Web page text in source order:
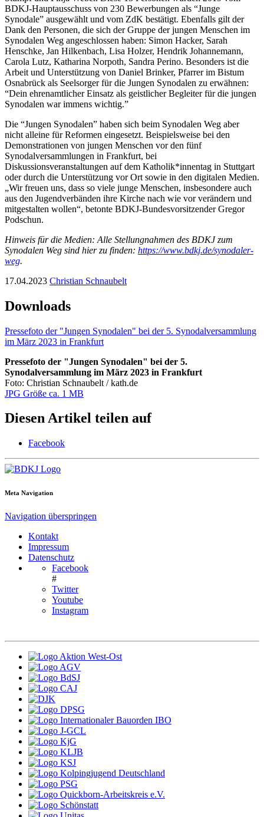
BDKJ-Hauptausschuss von 230 Bewerbungen als “Junge
Synodale” ausgewählt und vom ZdK bestätigt. Ebenfalls gilt der
Dank den Personen, die sich der Gruppe der jungen Menschen im
Synodalen Weg angeschlossen haben: Simon Hacker, Sarah
Henschke, Jan Hilkenbach, Lisa Holzer, Hendrik Johannemann,
Carola Lutz, Katharina Norpoth, Sandra Perino. Besonders ist die
Arbeit und Unterstützung von Daniel Brinker, Pfarrer im Bistum
Osnabrück als Seelsorger für die Jungen Synodalen zu erwähnen:
“Dein ehrenamtlicher Einsatz als geistlicher Begleiter für die jungen
Synodalen war immens wichtig.”
Die “Jungen Synodalen” haben sich beim Synodalen Weg aber
nicht alleine für Reformen eingesetzt. Beispielsweise bei den
Demonstrationen von jungen Menschen vor den fünf
Synodalversammlungen in Frankfurt, bei
Diskussionsveranstaltungen auf dem Katholik*innentag in Stuttgart
oder durch die Unterstützung vor Ort sowie in den digitalen Medien.
„Wir freuen uns, dass so viele junge Menschen, insbesondere auch
aus den Jugendverbänden ihre Kirche nach wie vor verändern und
mitgestalten wollen“, betonte BDKJ-Bundesvorsitzender Gregor
Podschun.
Hinweis für die Medien: Alle Stellungnahmen des BDKJ zum
Synodalen Weg sind hier zu finden: https://www.bdkj.de/synodaler-
weg.
17.04.2023 Christian Schnaubelt
Downloads
Pressefoto der "Jungen Synodalen" bei der 5. Synodalversammlung
im März 2023 in Frankfurt
Pressefoto der "Jungen Synodalen" bei der 5.
Synodalversammlung im März 2023 in Frankfurt
Foto: Christian Schnaubelt / kath.de
JPG Größe ca. 1 MB
Diesen Artikel teilen auf
Facebook
Meta Navigation
Navigation überspringen
Kontakt
Impressum
Datenschutz
Facebook
#
Twitter
Youtube
Instagram